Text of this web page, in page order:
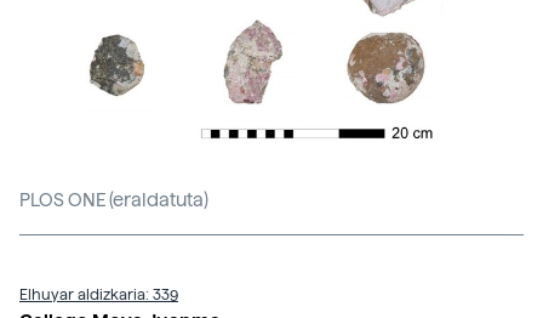
PLOS ONE (eraldatuta)
Elhuyar aldizkaria: 339